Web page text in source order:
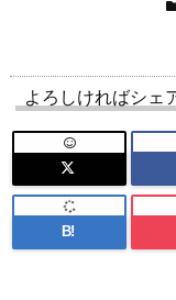
よろしければシェ
B!